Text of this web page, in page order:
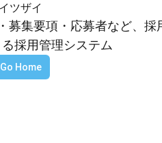
イツザイ
集要項・応募者など、
採用管理システム
Go Home